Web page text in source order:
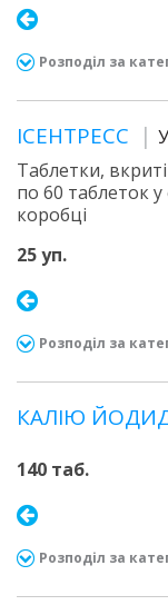
Розподіл за
ІСЕНТРЕСС
Таблетки,
по 60 таблеток
коробці
25 уп.
Розподіл за
КАЛІЮ
140 таб.
Розподіл за